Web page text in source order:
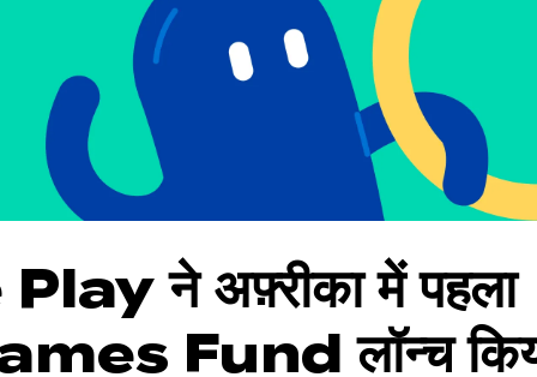
ने अफ़्रीका में पहला
Fund लॉन्च